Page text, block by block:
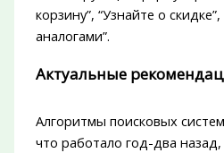
корзину”, “Узнайте о
аналогами”.
Актуальные
Алгоритмы поисковых
что работало год-два